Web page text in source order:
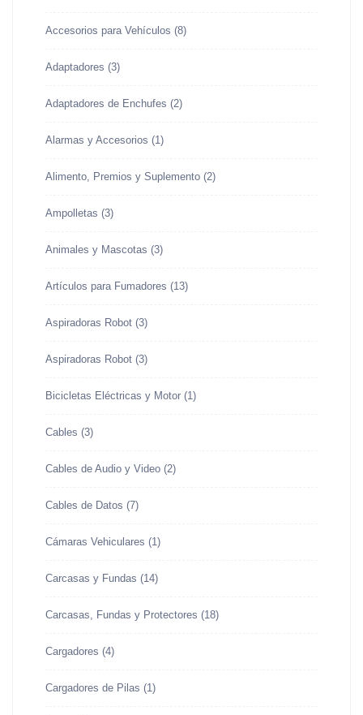
Accesorios para Vehículos (8)
Adaptadores (3)
Adaptadores de Enchufes (2)
Alarmas y Accesorios (1)
Alimento, Premios y Suplemento (2)
Ampolletas (3)
Animales y Mascotas (3)
Artículos para Fumadores (13)
Aspiradoras Robot (3)
Aspiradoras Robot (3)
Bicicletas Eléctricas y Motor (1)
Cables (3)
Cables de Audio y Video (2)
Cables de Datos (7)
Cámaras Vehiculares (1)
Carcasas y Fundas (14)
Carcasas, Fundas y Protectores (18)
Cargadores (4)
Cargadores de Pilas (1)